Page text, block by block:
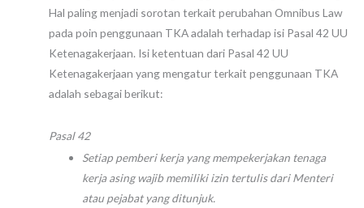
Hal paling menjadi sorotan terkait perubahan Omnibus Law
pada poin penggunaan TKA adalah terhadap isi Pasal 42 UU
Ketenagakerjaan. Isi ketentuan dari Pasal 42 UU
Ketenagakerjaan yang mengatur terkait penggunaan TKA
adalah sebagai berikut:
Pasal 42
Setiap pemberi kerja yang mempekerjakan tenaga
kerja asing wajib memiliki izin tertulis dari Menteri
atau pejabat yang ditunjuk.